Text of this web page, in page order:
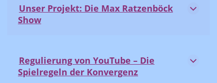
Unser Projekt: Die Max Ratzenböck
Show
Regulierung von YouTube – Die
Spielregeln der Konvergenz